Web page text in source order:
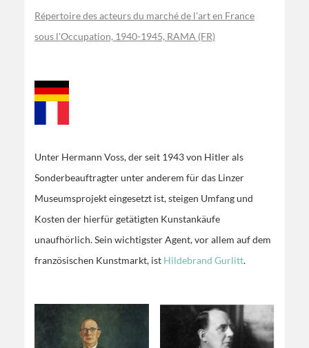
Répertoire des acteurs du marché de l'art en France
sous l'Occupation, 1940-1945, RAMA (FR)
Unter Hermann Voss, der seit 1943 von Hitler als
Sonderbeauftragter unter anderem für das Linzer
Museumsprojekt eingesetzt ist, steigen Umfang und
Kosten der hierfür getätigten Kunstankäufe
unaufhörlich. Sein wichtigster Agent, vor allem auf dem
französischen Kunstmarkt, ist Hildebrand Gurlitt.